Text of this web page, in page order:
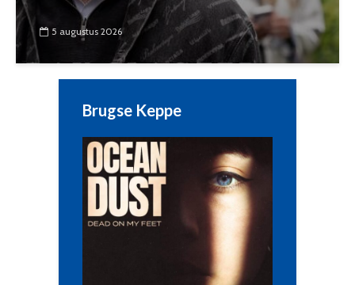
5 augustus 2026
Brugse Keppe